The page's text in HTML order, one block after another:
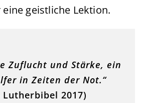
eine geistliche Lektion.
Zuflucht und Stärke, ein
in Zeiten der Not.“
Lutherbibel 2017)